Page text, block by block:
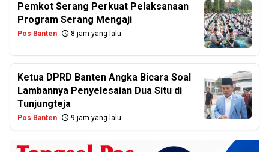
Pemkot Serang Perkuat Pelaksanaan
Program Serang Mengaji
Pos Banten 8 jam yang lalu
Ketua DPRD Banten Angka Bicara Soal
Lambannya Penyelesaian Dua Situ di
Tunjungteja
Pos Banten 9 jam yang lalu